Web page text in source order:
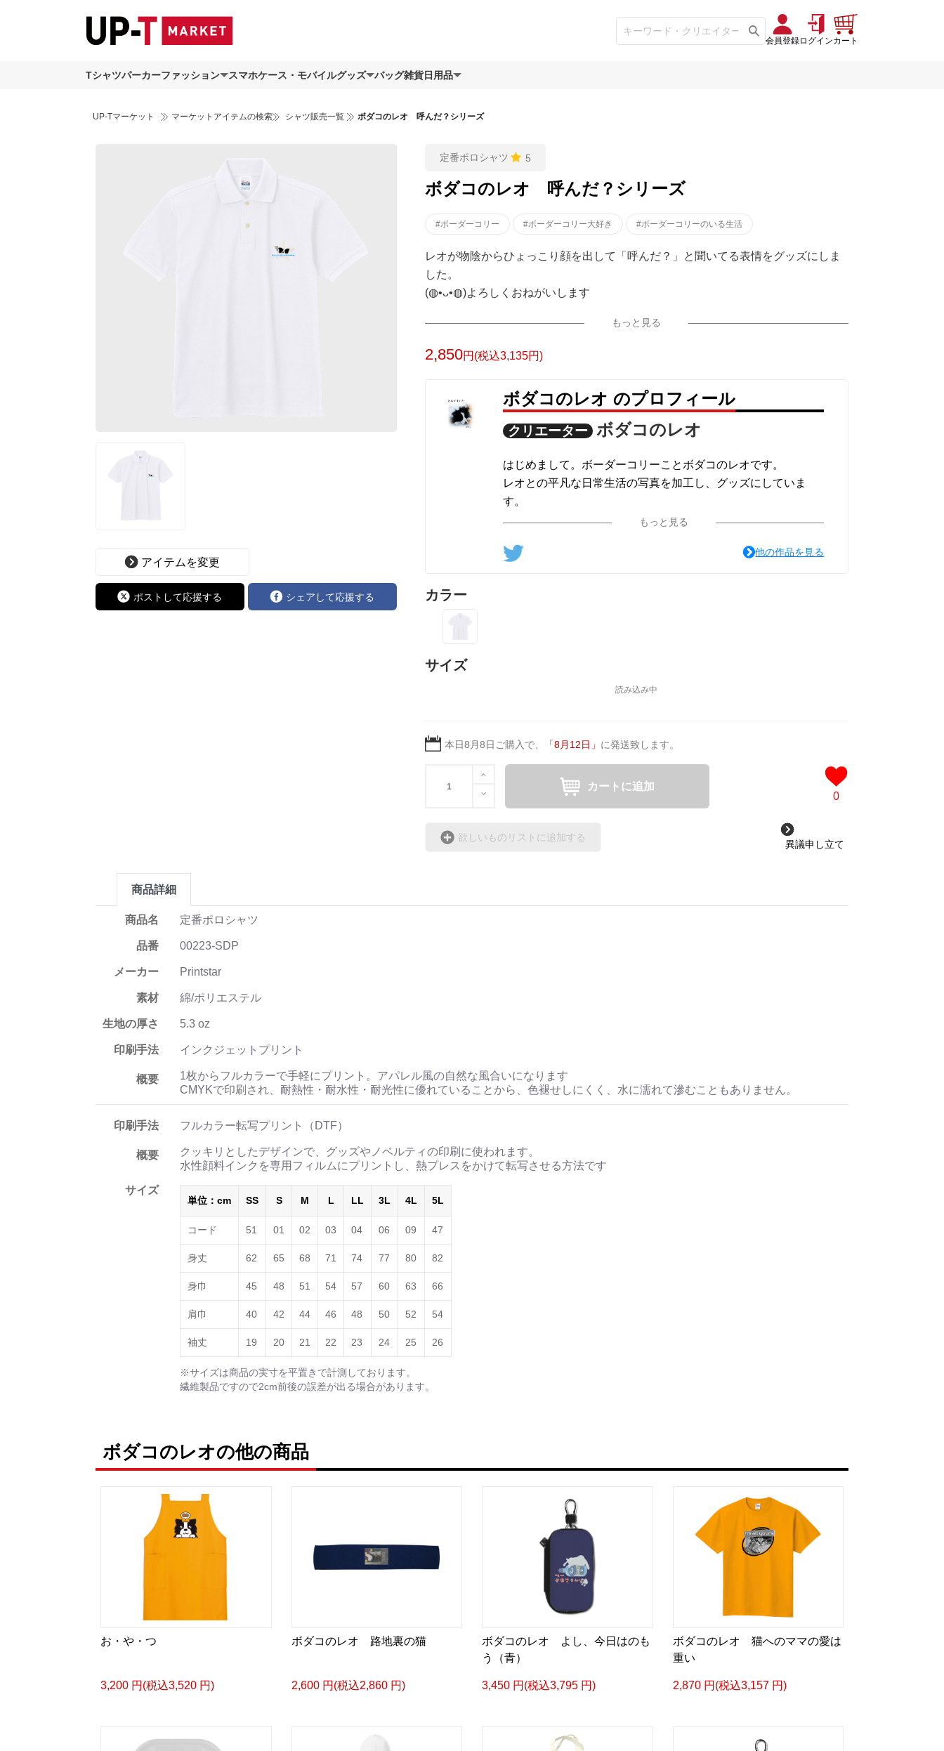
会員登録ログインカート
Tシャツパーカーファッション スマホケース・モバイルグッズ バッグ雑貨日用品
UP-Tマーケット マーケットアイテムの検索 シャツ販売一覧 ボダコのレオ 呼んだ？シリーズ
アイテムを変更
ポストして応援する シェアして応援する
定番ポロシャツ 5
ボダコのレオ 呼んだ？シリーズ
#ボーダーコリー #ボーダーコリー大好き #ボーダーコリーのいる生活
レオが物陰からひょっこり顔を出して「呼んだ？」と聞いてる表情をグッズにしま
した。
(◍•ᴗ•◍)よろしくおねがいします
もっと見る
2,850円(税込3,135円)
ボダコのレオ のプロフィール
クリエーター ボダコのレオ
はじめまして。ボーダーコリーことボダコのレオです。
レオとの平凡な日常生活の写真を加工し、グッズにしていま
す。
よろしくおねがいします(◍•ᴗ•◍)
もっと見る
他の作品を見る
カラー
サイズ
本日8月8日 ご購入で、 「8月12日 」 に発送致します。
カートに追加
0
欲しいものリストに追加する
異議申し立て
商品詳細
商品名 定番ポロシャツ
品番 00223-SDP
メーカー Printstar
素材 綿/ポリエステル
生地の厚さ 5.3 oz
印刷手法 インクジェットプリント
概要
1枚からフルカラーで手軽にプリント。アパレル風の自然な風合いになります
CMYKで印刷され、耐熱性・耐水性・耐光性に優れていることから、色褪せしにくく、水に濡れて滲むこともありません。
印刷手法 フルカラー転写プリント（DTF）
概要
クッキリとしたデザインで、グッズやノベルティの印刷に使われます。
水性顔料インクを専用フィルムにプリントし、熱プレスをかけて転写させる方法です
サイズ
単位：cm SS S M L LL 3L 4L 5L
コード 51 01 02 03 04 06 09 47
身丈 62 65 68 71 74 77 80 82
身巾 45 48 51 54 57 60 63 66
肩巾 40 42 44 46 48 50 52 54
袖丈 19 20 21 22 23 24 25 26
※サイズは商品の実寸を平置きで計測しております。
繊維製品ですので2cm前後の誤差が出る場合があります。
ボダコのレオの他の商品
お・や・つ
3,200 円(税込3,520 円)
ボダコのレオ 路地裏の猫
2,600 円(税込2,860 円)
ボダコのレオ よし、今日はのも
う（青）
3,450 円(税込3,795 円)
ボダコのレオ 猫へのママの愛は
重い
2,870 円(税込3,157 円)